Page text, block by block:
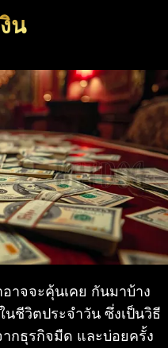
น
อาจจะคุ้นเคย กันมาบ้าง
นชีวิตประจำวัน ซึ่งเป็นวิธี
กธุรกิจมืด และบ่อยครั้ง